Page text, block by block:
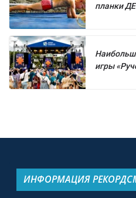
планки
игры
ИНФОРМАЦИЯ